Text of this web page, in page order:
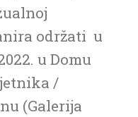
održati u
u Domu
/
(Galerija